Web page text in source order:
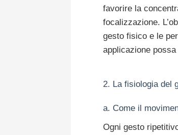
favorire la
focalizzazione.
gesto fisico e le
applicazione
2. La fisiologia del
a. Come il
Ogni gesto